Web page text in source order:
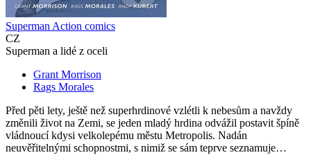
Superman Action comics
CZ
Superman a lidé z oceli
Grant Morrison
Rags Morales
Před pěti lety, ještě než superhrdinové vzlétli k nebesům a navždy
změnili život na Zemi, se jeden mladý hrdina odvážil postavit špíně
vládnoucí kdysi velkolepému městu Metropolis. Nadán
neuvěřitelnými schopnostmi, s nimiž se sám teprve seznamuje…